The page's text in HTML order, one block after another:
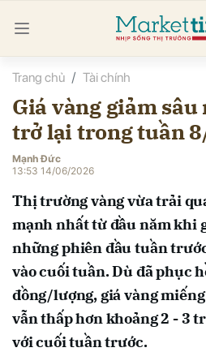
Trang chủ Tài chính
Giá vàng giảm
trở lại trong tuần
Mạnh Đức
13:53 14/06/2026
Thị trường vàng vừa trải
mạnh nhất từ đầu năm khi
những phiên đầu tuần
vào cuối tuần. Dù đã phục
đồng/lượng, giá vàng
vẫn thấp hơn khoảng 2 - 3
với cuối tuần trước.
luận